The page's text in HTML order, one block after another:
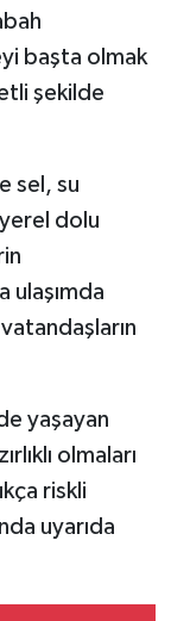
başta olmak
şekilde
sel, su
yerel dolu
ulaşımda
yaşayan
olmaları
riskli
uyarıda